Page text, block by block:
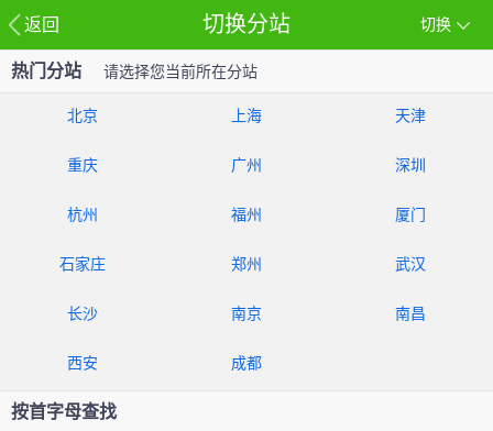
返回 切换
切换分站
热门分站 请选择您当前所在分站
北京 上海 天津
重庆 广州 深圳
杭州 福州 厦门
石家庄 郑州 武汉
长沙 南京 南昌
西安 成都
按首字母查找